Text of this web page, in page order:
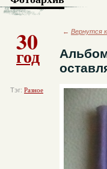
30
год
Тэг: Разное
← Вернутся